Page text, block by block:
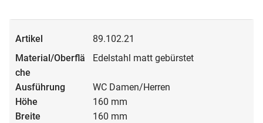
89.102.21
Edelstahl matt gebürstet
WC Damen/Herren
160 mm
160 mm